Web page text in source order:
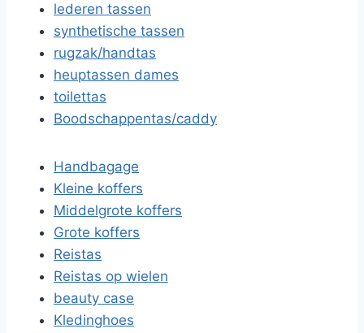
lederen tassen
synthetische tassen
rugzak/handtas
heuptassen dames
toilettas
Boodschappentas/caddy
Handbagage
Kleine koffers
Middelgrote koffers
Grote koffers
Reistas
Reistas op wielen
beauty case
Kledinghoes